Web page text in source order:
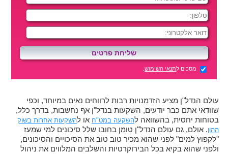
מסכים לתנאי השימוש.
עולם הנדל"ן מציע הזדמנויות רבות לרווחים נאים במיוחד, וכפי
שוודאי אתם כבר יודעים, השקעות בנדל"ן אף נחשבות, בדרך כלל,
בטוחות יחסית, בהשוואה להשקעה במט"ח או להשקעות אחרות בשוק
ההון. אולם, גם עולם הנדל"ן טומן בחובו שלל סיכונים למי שמעז
"לקפוץ למים" לפני שהוא מכיר טוב טוב את הסיכויים והסיכונים,
ולפני שהוא בקיא בכל הבירוקרטיות והשלבים המלווים את ניהול